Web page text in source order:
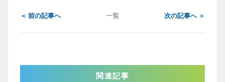
＜ 前の記事へ 一覧 次の記事へ ＞
関連記事